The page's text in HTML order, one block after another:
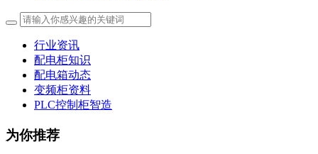
行业资讯
配电柜知识
配电箱动态
变频柜资料
PLC控制柜智造
为你推荐